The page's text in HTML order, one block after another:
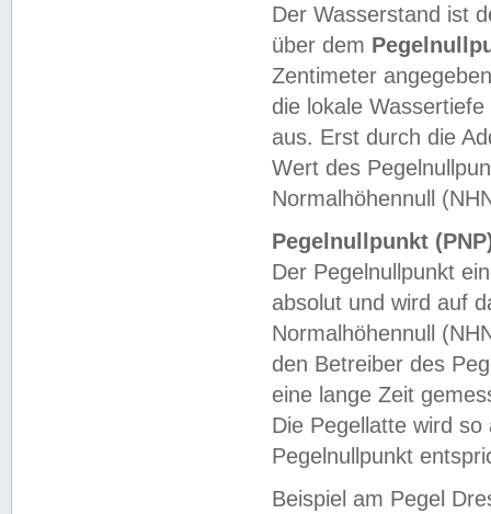
Der Wasserstand ist
über dem
Zentimeter
die lokale
aus. Erst durch die
Wert des
Normalhöhennull
Pegelnullpunkt
Der Pegelnullpunkt
absolut und wird auf
Normalhöhennull
den Betreiber des
eine lange Zeit
Die Pegellatte wird
Pegelnullpunkt
Beispiel am Pegel